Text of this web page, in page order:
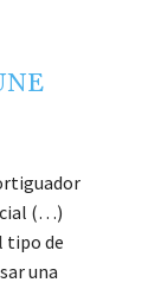
(…)
tipo de
una